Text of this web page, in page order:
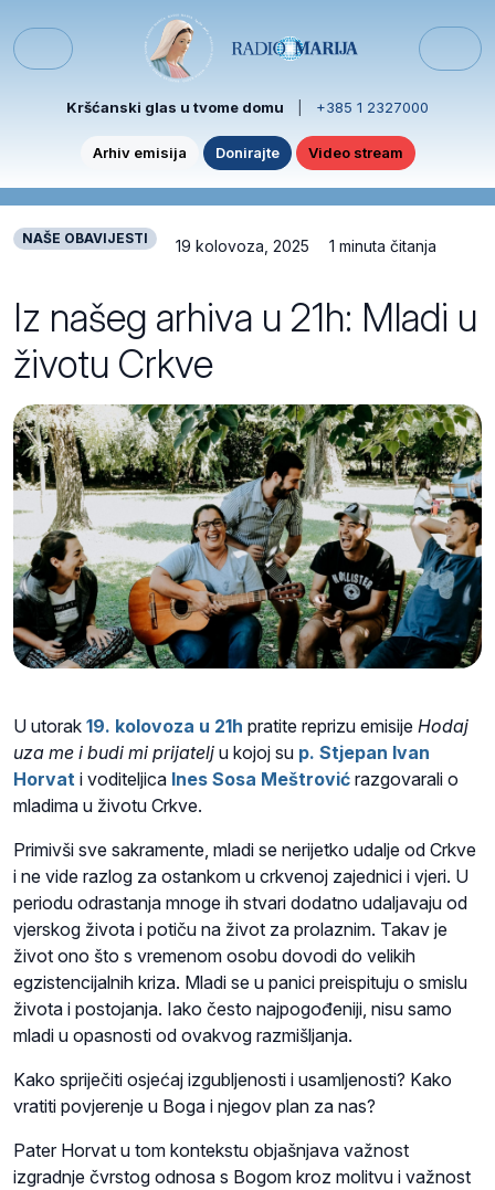
Menu
Kršćanski glas u tvome domu +385 1 2327000
Arhiv emisija Donirajte Video stream
NAŠE OBAVIJESTI 19 kolovoza, 2025 1 minuta čitanja
Iz našeg arhiva u 21h: Mladi u
životu Crkve
U utorak 19. kolovoza u 21h pratite reprizu emisije Hodaj
uza me i budi mi prijatelj u kojoj su p. Stjepan Ivan
Horvat i voditeljica Ines Sosa Meštrović razgovarali o
mladima u životu Crkve.
Primivši sve sakramente, mladi se nerijetko udalje od Crkve
i ne vide razlog za ostankom u crkvenoj zajednici i vjeri. U
periodu odrastanja mnoge ih stvari dodatno udaljavaju od
vjerskog života i potiču na život za prolaznim. Takav je
život ono što s vremenom osobu dovodi do velikih
egzistencijalnih kriza. Mladi se u panici preispituju o smislu
života i postojanja. Iako često najpogođeniji, nisu samo
mladi u opasnosti od ovakvog razmišljanja.
Kako spriječiti osjećaj izgubljenosti i usamljenosti? Kako
vratiti povjerenje u Boga i njegov plan za nas?
Pater Horvat u tom kontekstu objašnjava važnost
izgradnje čvrstog odnosa s Bogom kroz molitvu i važnost